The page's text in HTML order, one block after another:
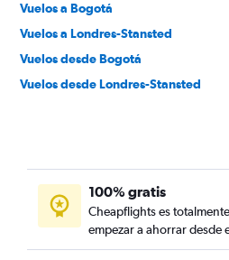
Vuelos a Bogotá
Vuelos a Londres-Stansted
Vuelos desde Bogotá
Vuelos desde Londres-Stansted
100% gratis
Cheapflights es
empezar a ahorrar desde